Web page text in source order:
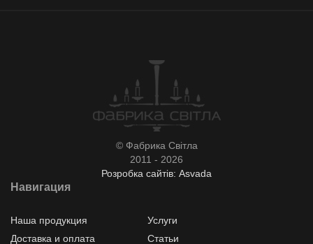
© Фабрика Світла
2011 - 2026
Розробка сайтів: Asvada
Навигация
Наша продукция
Услуги
Доставка и оплата
Статьи